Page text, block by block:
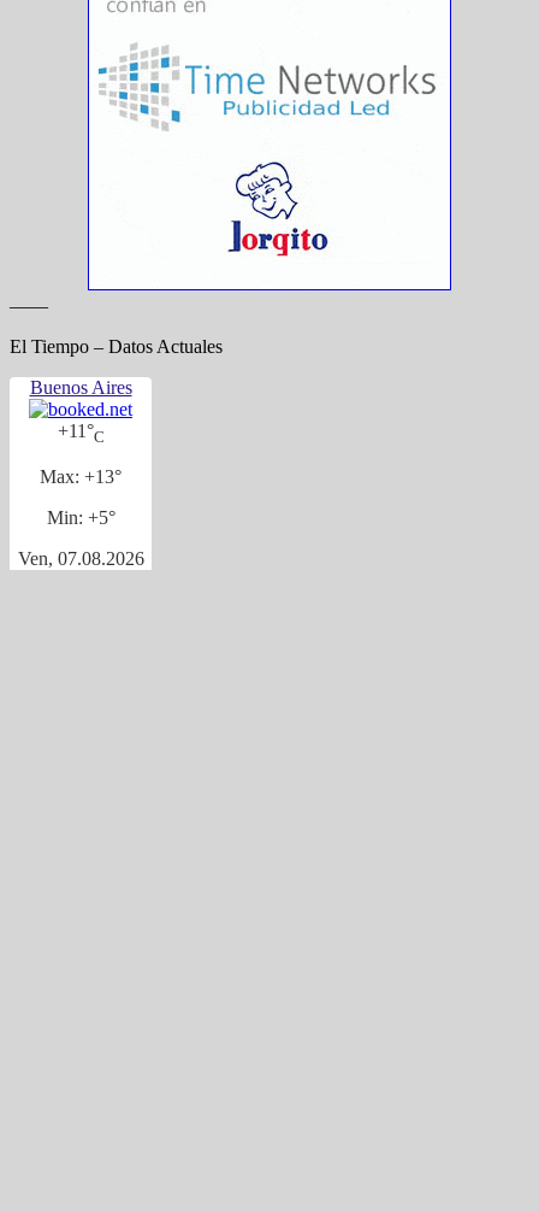
——
El Tiempo – Datos Actuales
Buenos Aires
+11°C
Max: +13°
Min: +5°
Ven, 07.08.2026